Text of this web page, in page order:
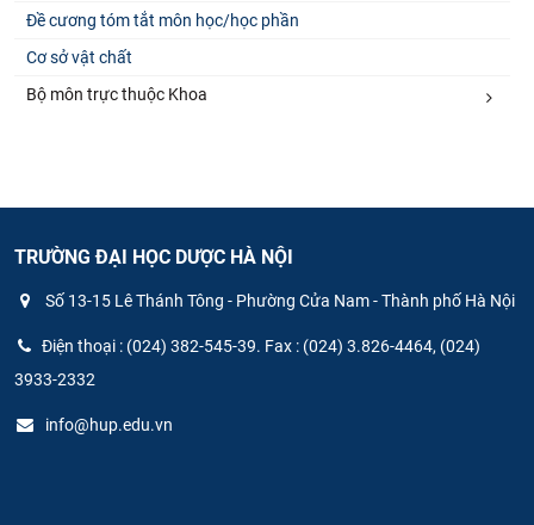
Đề cương tóm tắt môn học/học phần
Cơ sở vật chất
Bộ môn trực thuộc Khoa
TRƯỜNG ĐẠI HỌC DƯỢC HÀ NỘI
Số 13-15 Lê Thánh Tông - Phường Cửa Nam - Thành phố Hà Nội
Điện thoại : (024) 382-545-39. Fax : (024) 3.826-4464, (024)
3933-2332
info@hup.edu.vn